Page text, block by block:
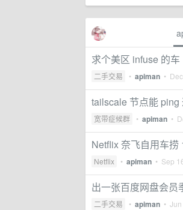
求个美区 infuse 的车
二手交易 • apiman •
tailscale 节点能 ping
宽带症候群 • apiman •
Netflix 奈飞自用车捞
Netflix • apiman • Sep
出一张百度网盘会员
二手交易 • apiman •